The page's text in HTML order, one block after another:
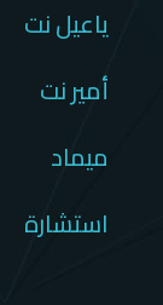
ياعيل نت
أمير نت
ميماد
استشارة